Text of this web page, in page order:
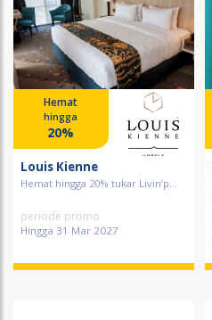
Hemat
hingga
20%
Louis Kienne
Hemat hingga 20% tukar Livin’p...
periode promo
Hingga 31 Mar 2027